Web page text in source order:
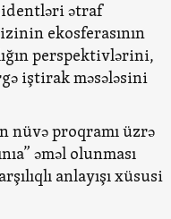
ətraf
ekosferasının
perspektivlərini,
iştirak məsələsini
nüvə proqramı üzrə
əməl olunması
anlayışı xüsusi